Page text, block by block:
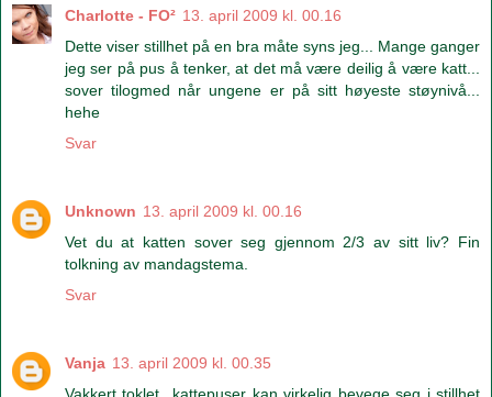
Charlotte - FO² 13. april 2009 kl. 00.16
Dette viser stillhet på en bra måte syns jeg... Mange ganger
jeg ser på pus å tenker, at det må være deilig å være katt...
sover tilogmed når ungene er på sitt høyeste støynivå...
hehe
Svar
Unknown 13. april 2009 kl. 00.16
Vet du at katten sover seg gjennom 2/3 av sitt liv? Fin
tolkning av mandagstema.
Svar
Vanja 13. april 2009 kl. 00.35